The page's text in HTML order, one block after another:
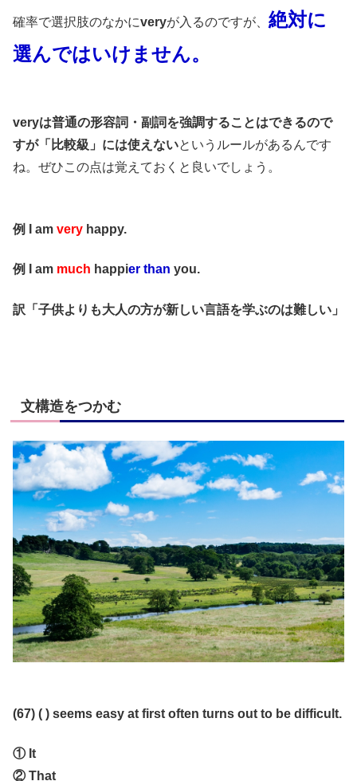
確率で選択肢のなかにveryが入るのですが、 絶対に
選んではいけません。
veryは普通の形容詞・副詞を強調することはできるので
すが「比較級」には使えないというルールがあるんです
ね。ぜひこの点は覚えておくと良いでしょう。
例 I am very happy.
例 I am much happier than you.
訳「子供よりも大人の方が新しい言語を学ぶのは難しい」
文構造をつかむ
(67) ( ) seems easy at first often turns out to be difficult.
① It
② That